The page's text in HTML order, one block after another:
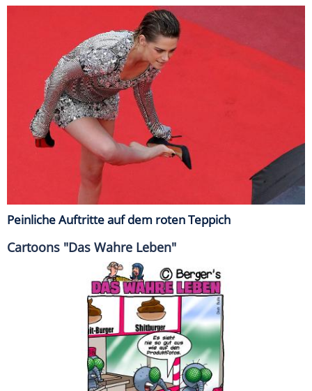
Peinliche Auftritte auf dem roten Teppich
Cartoons "Das Wahre Leben"